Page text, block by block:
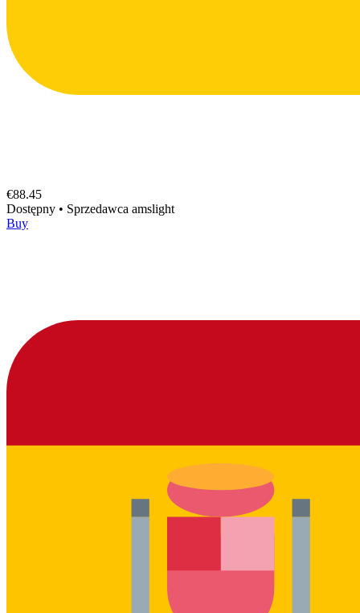
€88.45
Dostępny • Sprzedawca amslight
Buy